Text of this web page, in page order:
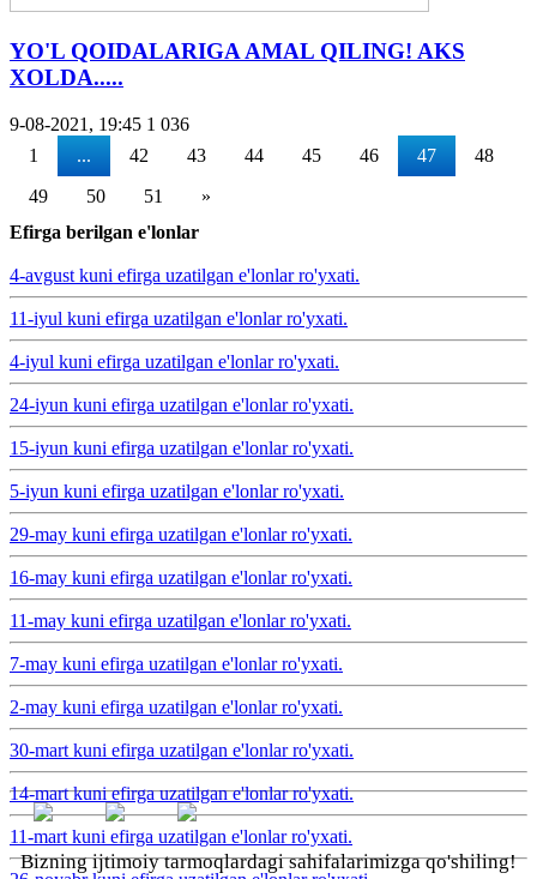
YO'L QOIDALARIGA AMAL QILING! AKS
XOLDA.....
9-08-2021, 19:45 1 036
1
... 42 43 44 45 46 47
48
49
50 51
»
Efirga berilgan e'lonlar
4-avgust kuni efirga uzatilgan e'lonlar ro'yxati.
11-iyul kuni efirga uzatilgan e'lonlar ro'yxati.
4-iyul kuni efirga uzatilgan e'lonlar ro'yxati.
24-iyun kuni efirga uzatilgan e'lonlar ro'yxati.
15-iyun kuni efirga uzatilgan e'lonlar ro'yxati.
5-iyun kuni efirga uzatilgan e'lonlar ro'yxati.
29-may kuni efirga uzatilgan e'lonlar ro'yxati.
16-may kuni efirga uzatilgan e'lonlar ro'yxati.
11-may kuni efirga uzatilgan e'lonlar ro'yxati.
7-may kuni efirga uzatilgan e'lonlar ro'yxati.
2-may kuni efirga uzatilgan e'lonlar ro'yxati.
30-mart kuni efirga uzatilgan e'lonlar ro'yxati.
14-mart kuni efirga uzatilgan e'lonlar ro'yxati.
11-mart kuni efirga uzatilgan e'lonlar ro'yxati.
Bizning ijtimoiy tarmoqlardagi sahifalarimizga qo'shiling!